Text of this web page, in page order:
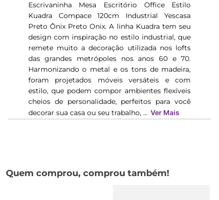
Escrivaninha Mesa Escritório Office Estilo
Kuadra Compace 120cm Industrial Yescasa
Preto Ônix Preto Onix. A linha Kuadra tem seu
design com inspiração no estilo industrial, que
remete muito a decoração utilizada nos lofts
das grandes metrópoles nos anos 60 e 70.
Harmonizando o metal e os tons de madeira,
foram projetados móveis versáteis e com
estilo, que podem compor ambientes flexíveis
cheios de personalidade, perfeitos para você
decorar sua casa ou seu trabalho, ... Ver Mais
Quem comprou, comprou também!